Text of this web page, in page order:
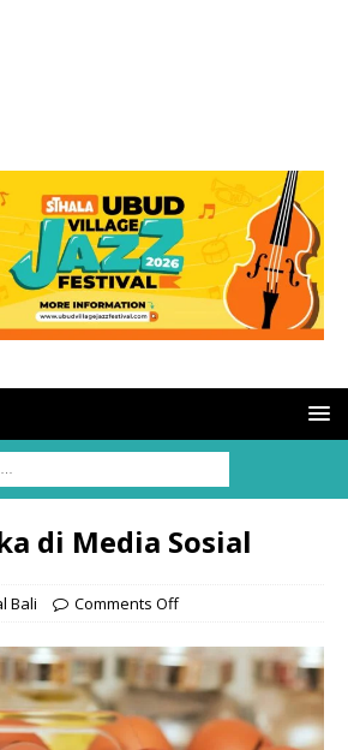
di Media Sosial
Bali Comments Off